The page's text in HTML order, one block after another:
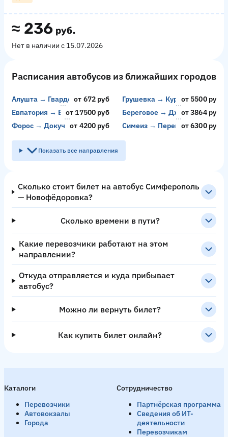
≈ 236 руб.
Нет в наличии с 15.07.2026
Расписания автобусов из ближайших городов
Алушта → Гвардейскоеот 672 руб Грушевка → Курскот 5500 руб
Евпатория → Видноеот 17500 руб Береговое → Джубгаот 3864 руб
Форос → Докучаевскот 4200 руб Симеиз → Перевальскот 6300 руб
Показать все направления
Сколько стоит билет на автобус Симферополь
— Новофёдоровка?
Сколько времени в пути?
Какие перевозчики работают на этом
направлении?
Откуда отправляется и куда прибывает
автобус?
Можно ли вернуть билет?
Как купить билет онлайн?
Каталоги
Перевозчики
Автовокзалы
Города
Сотрудничество
Партнёрская программа
Сведения об ИТ-
деятельности
Перевозчикам